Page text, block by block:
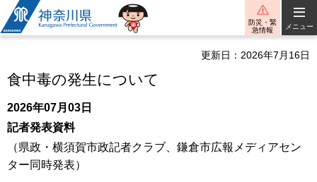
神奈川県
防災・緊
急情報
メニュー
更新日：2026年7月16日
食中毒の発生について
2026年07月03日
記者発表資料
（県政・横須賀市政記者クラブ、鎌倉市広報メディアセン
ター同時発表）